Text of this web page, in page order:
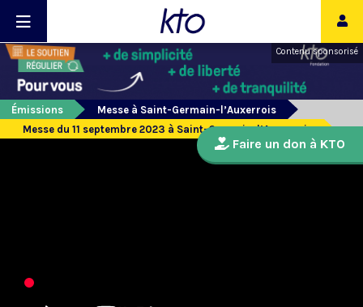
Contenu sponsorisé
Émissions
Messe à Saint-Germain-l’Auxerrois
Messe du 11 septembre 2023 à Saint-Germain-l’Auxerrois
Faire un don à KTO